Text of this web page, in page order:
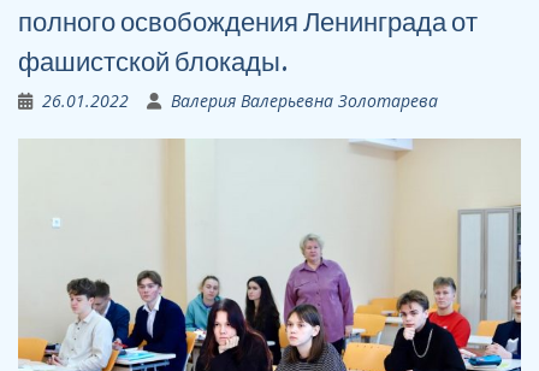
полного освобождения Ленинграда от
фашистской блокады.
26.01.2022 Валерия Валерьевна Золотарева